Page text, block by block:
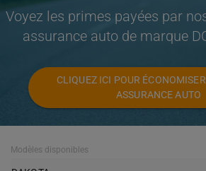
Voyez les primes payées par
assurance auto de marque
CLIQUEZ ICI POUR
ASSURANCE AUTO
Modèles disponibles